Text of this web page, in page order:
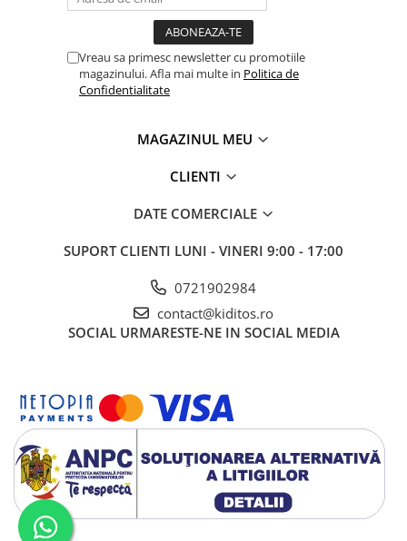
Vreau sa primesc newsletter cu promotiile
magazinului. Afla mai multe in Politica de
Confidentialitate
MAGAZINUL MEU
CLIENTI
DATE COMERCIALE
SUPORT CLIENTI LUNI - VINERI 9:00 - 17:00
0721902984
contact@kiditos.ro
SOCIAL URMARESTE-NE IN SOCIAL MEDIA